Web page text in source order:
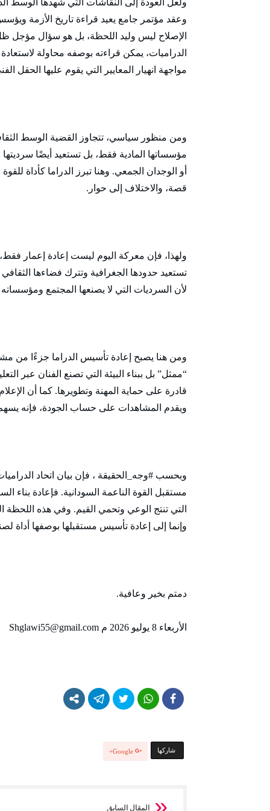
وعقد مؤتمر جامع يعيد قراءة تاريخ الأزمة
الإصلاح ليس وليد اللحظة، بل هو سؤال مؤجل ظل
الدراميات، يمكن قراءته بوصفه محاولة
مواجهة انهيار المعايير التي يقوم عليها الحقل
ومن منظور سياسي، تتجاوز القضية الوسط
مؤسساتها المادية فقط، بل تستعيد أيضًا سرديتها
أو الوجدان الجمعي. وهنا تبرز الدراما كأداة
قصة، والاختلاف إلى حوار.
ولهذا، فإن معركة اليوم ليست إعادة إعمار فقط،
تستعيد حدودها الجغرافية وتترك فضاءها
لأن السرديات التي لا يصنعها المجتمع
ومن هنا يصبح إعادة تأسيس الدراما جزءًا من
“ممثل” بل ببناء البيئة التي تصنع الفنان عبر
قادرة على حماية المهنة وتطويرها. كما أن
ويقدم المشاهدات على حساب الجودة، فإنه
وبحسب #وجه_الحقيقة ، فإن بيان اتحاد
مستقبل القوة الناعمة السودانية. فإعادة بناء
التي تنتج الوعي وتحمي القيم. وفي هذه اللحظة
وإنما إلى إعادة تأسيس مستقبلها بوصفها أداة
دمتم بخير وعافية.
الأربعاء 8 يوليو 2026 م Shglawi55@gmail.com
‫‫ شاركها‬ Google+